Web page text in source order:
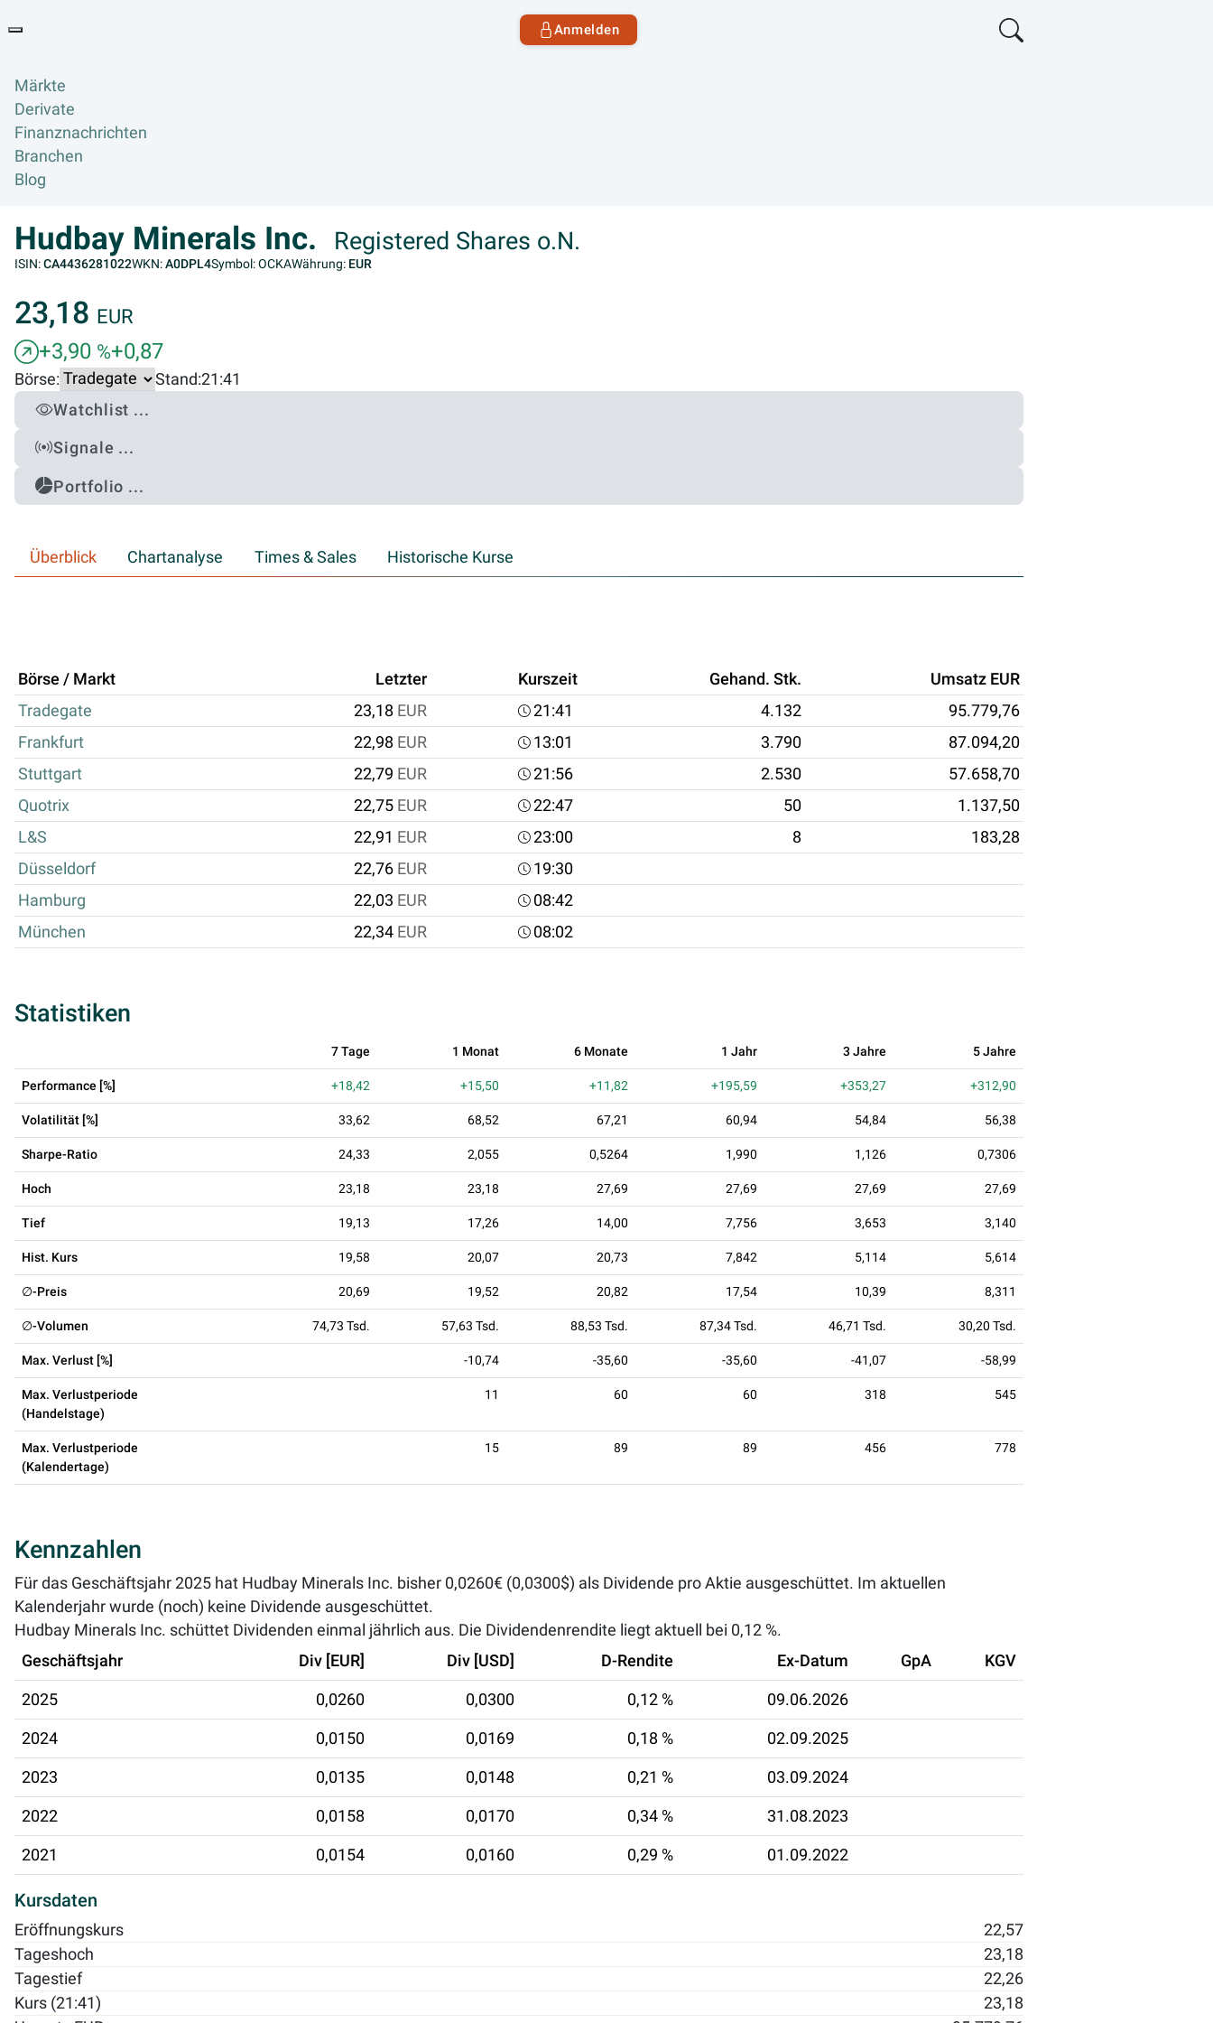
Anmelden
Märkte
Derivate
Finanznachrichten
Branchen
Blog
Hudbay Minerals Inc. Registered Shares o.N.
ISIN:CA4436281022WKN:A0DPL4Symbol: OCKAWährung: EUR
23,18 EUR
+3,90 %+0,87
Börse: Stand:21:41
Watchlist ...
Signale ...
Portfolio ...
Überblick Chartanalyse Times & Sales Historische Kurse
Börse / Markt Letzter Kurszeit Gehand. Stk.
Umsatz EUR
Tradegate
23,18 EUR 21:41 4.132
95.779,76
Frankfurt
22,98 EUR 13:01 3.790
87.094,20
Stuttgart
22,79 EUR 21:56 2.530
57.658,70
Quotrix
22,75 EUR 22:47 50
1.137,50
L&S
22,91 EUR 23:00 8
183,28
Düsseldorf
22,76 EUR
19:30
Hamburg
22,03 EUR
08:42
München
22,34 EUR 08:02
Statistiken
7 Tage 1 Monat 6 Monate 1 Jahr 3 Jahre 5 Jahre
Performance [%] +18,42 +15,50 +11,82 +195,59 +353,27 +312,90
Volatilität [%] 33,62 68,52 67,21 60,94 54,84 56,38
Sharpe-Ratio 24,33 2,055 0,5264 1,990 1,126 0,7306
Hoch 23,18 23,18 27,69 27,69 27,69 27,69
Tief 19,13 17,26 14,00 7,756 3,653 3,140
Hist. Kurs 19,58 20,07 20,73 7,842 5,114 5,614
∅-Preis 20,69 19,52 20,82 17,54 10,39 8,311
∅-Volumen 74,73 Tsd. 57,63 Tsd. 88,53 Tsd. 87,34 Tsd. 46,71 Tsd. 30,20 Tsd.
Max. Verlust [%] -10,74 -35,60 -35,60 -41,07 -58,99
Max. Verlustperiode
(Handelstage)
11 60 60 318 545
Max. Verlustperiode
(Kalendertage)
15 89 89 456 778
Kennzahlen
Für das Geschäftsjahr 2025 hat Hudbay Minerals Inc. bisher 0,0260€ (0,0300$) als Dividende pro Aktie ausgeschüttet. Im aktuellen
Kalenderjahr wurde (noch) keine Dividende ausgeschüttet.
Hudbay Minerals Inc. schüttet Dividenden einmal jährlich aus. Die Dividendenrendite liegt aktuell bei 0,12 %.
Geschäftsjahr
Div [EUR] Div [USD] D-Rendite Ex-Datum GpA KGV
2025 0,0260 0,0300 0,12 % 09.06.2026
2024 0,0150 0,0169 0,18 % 02.09.2025
2023 0,0135 0,0148 0,21 % 03.09.2024
2022 0,0158 0,0170 0,34 % 31.08.2023
2021 0,0154 0,0160 0,29 % 01.09.2022
Kursdaten
Eröffnungskurs
22,57
Tageshoch
23,18
Tagestief
22,26
Kurs (21:41)
23,18